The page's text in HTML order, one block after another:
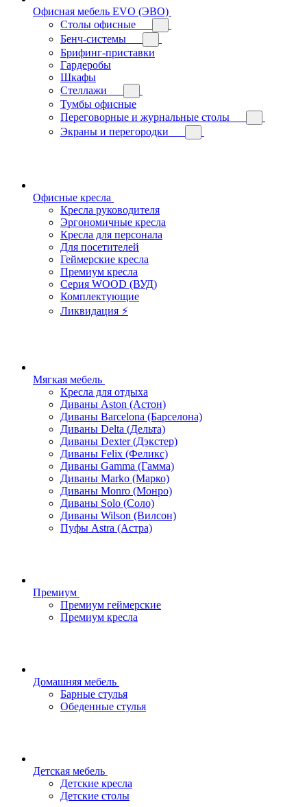
Офисная мебель EVO (ЭВО)
Cтолы офисные
Бенч-системы
Брифинг-приставки
Гардеробы
Шкафы
Стеллажи
Тумбы офисные
Переговорные и журнальные столы
Экраны и перегородки
Офисные кресла
Кресла руководителя
Эргономичные кресла
Кресла для персонала
Для посетителей
Геймерские кресла
Премиум кресла
Серия WOOD (ВУД)
Комплектующие
Ликвидация ⚡
Мягкая мебель
Кресла для отдыха
Диваны Aston (Астон)
Диваны Barcelona (Барселона)
Диваны Delta (Дельта)
Диваны Dexter (Дэкстер)
Диваны Felix (Феликс)
Диваны Gamma (Гамма)
Диваны Marko (Марко)
Диваны Monro (Монро)
Диваны Solo (Соло)
Диваны Wilson (Вилсон)
Пуфы Astra (Астра)
Премиум
Премиум геймерские
Премиум кресла
Домашняя мебель
Барные стулья
Обеденные стулья
Детская мебель
Детские кресла
Детские столы